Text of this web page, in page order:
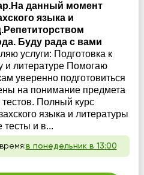
данный момент
языка и
Буду рада с вами
услуги: Подготовка к
и литературе Помогаю
уверенно подготовиться
на понимание предмета
Полный курс
языка и литературы
тесты и в...
в понедельник в 13:00